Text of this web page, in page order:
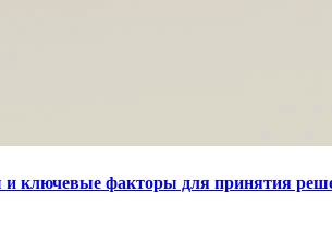
ключевые факторы для принятия